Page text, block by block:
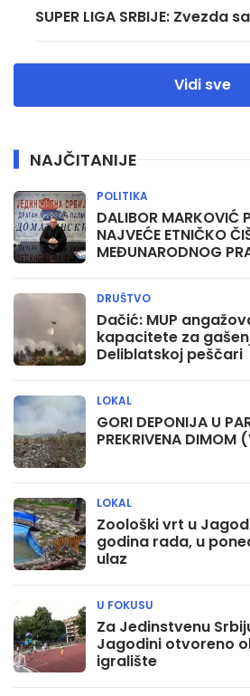
SUPER LIGA SRBIJE: Zvezda
Vidi sve
NAJČITANIJE
DALIBOR MARKOVIĆ
NAJVEĆE ETNIČKO
MEĐUNARODNOG
POLITIKA
Dačić: MUP
kapacitete za
Deliblatskoj peščari
DRUŠTVO
GORI DEPONIJA U
PREKRIVENA DIMOM
LOKAL
Zoološki vrt u
godina rada, u
ulaz
LOKAL
Za Jedinstvenu
Jagodini otvoreno
igralište
U FOKUSU